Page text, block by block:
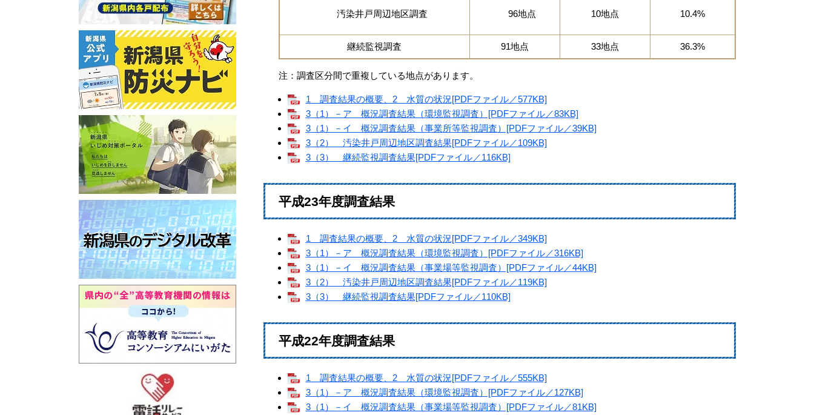
汚染井戸周辺地区調査 96地点 10地点 10.4%
継続監視調査 91地点 33地点 36.3%
注：調査区分間で重複している地点があります。
1 調査結果の概要、2 水質の状況[PDFファイル／577KB]
3（1）－ア 概況調査結果（環境監視調査）[PDFファイル／83KB]
3（1）－イ 概況調査結果（事業所等監視調査）[PDFファイル／39KB]
3（2） 汚染井戸周辺地区調査結果[PDFファイル／109KB]
3（3） 継続監視調査結果[PDFファイル／116KB]
平成23年度調査結果
1 調査結果の概要、2 水質の状況[PDFファイル／349KB]
3（1）－ア 概況調査結果（環境監視調査）[PDFファイル／316KB]
3（1）－イ 概況調査結果（事業場等監視調査）[PDFファイル／44KB]
3（2） 汚染井戸周辺地区調査結果[PDFファイル／119KB]
3（3） 継続監視調査結果[PDFファイル／110KB]
平成22年度調査結果
1 調査結果の概要、2 水質の状況[PDFファイル／555KB]
3（1）－ア 概況調査結果（環境監視調査）[PDFファイル／127KB]
3（1）－イ 概況調査結果（事業場等監視調査）[PDFファイル／81KB]